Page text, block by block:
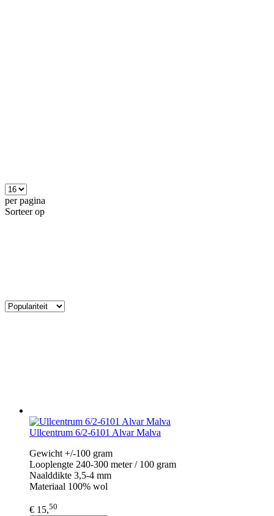
per pagina
Sorteer op
Ullcentrum 6/2-6101 Alvar Malva
Gewicht +/-100 gram
Looplengte 240-300 meter / 100 gram
Naalddikte 3,5-4 mm
Materiaal 100% wol
€ 15,50